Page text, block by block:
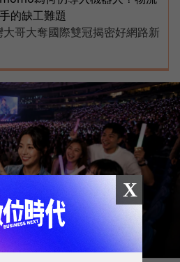
的缺工難題
哥大奪國際雙冠揭密好網路新
X